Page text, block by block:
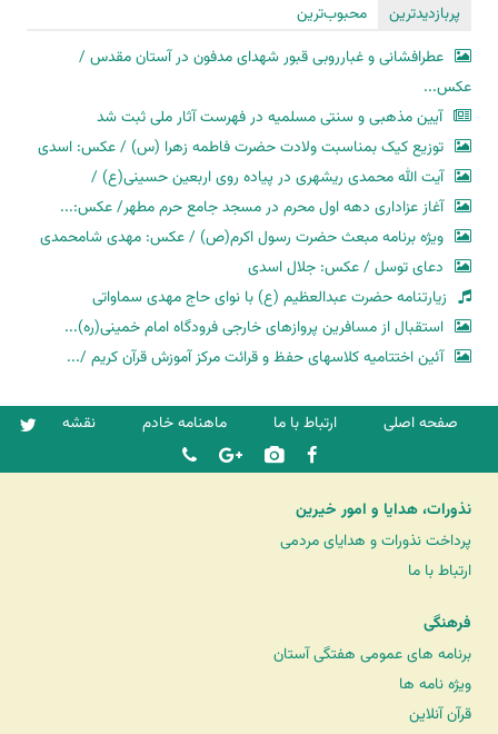
پربازدیدترین
محبوب‌ترین
عطرافشانی و غبارروبی قبور شهدای مدفون در آستان مقدس /
عکس...
آیین مذهبی و سنتی مسلمیه در فهرست آثار ملی ثبت شد
توزیع کیک بمناسبت ولادت حضرت فاطمه زهرا (س) / عکس: اسدی
آیت الله محمدی ریشهری در پیاده روی اربعین حسینی(ع) /
آغاز عزاداری دهه اول محرم در مسجد جامع حرم مطهر/ عکس:...
ویژه برنامه مبعث حضرت رسول اکرم(ص) / عکس: مهدی شامحمدی
دعای توسل / عکس: جلال اسدی
زیارتنامه حضرت عبدالعظیم (ع) با نوای حاج مهدی سماواتی
استقبال از مسافرین پروازهای خارجی فرودگاه امام خمینی(ره)...
آئین اختتامیه کلاسهای حفظ و قرائت مرکز آموزش قرآن کریم /...
صفحه اصلی ارتباط با ما ماهنامه خادم نقشه
نذورات، هدایا و امور خیرین
پرداخت نذورات و هدایای مردمی
ارتباط با ما
فرهنگی
برنامه های عمومی هفتگی آستان
ویژه نامه ها
قرآن آنلاین